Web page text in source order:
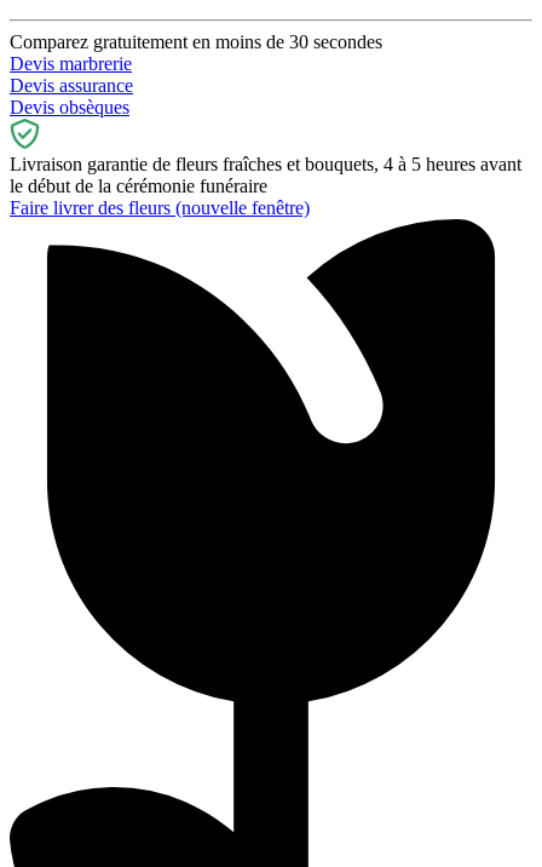
Comparez gratuitement en moins de 30 secondes
Devis marbrerie
Devis assurance
Devis obsèques
Livraison garantie de fleurs fraîches et bouquets, 4 à 5 heures avant
le début de la cérémonie funéraire
Faire livrer des fleurs (nouvelle fenêtre)